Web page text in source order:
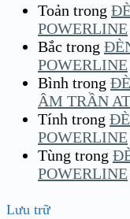
Toản trong
POWERLINE
Bắc trong
POWERLINE
Bình trong
ÂM TRẦN
Tính trong
POWERLINE
Tùng trong
POWERLINE
Lưu trữ